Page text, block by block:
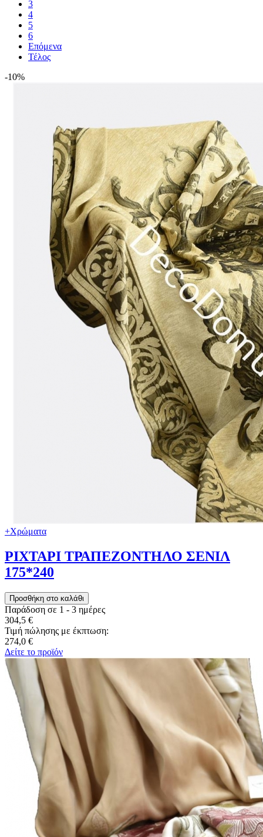
3
4
5
6
Επόμενα
Τέλος
-10%
+Χρώματα
ΡΙΧΤΑΡΙ ΤΡΑΠΕΖΟΝΤHΛΟ ΣΕΝΙΛ
175*240
Παράδοση σε 1 - 3 ημέρες
304,5 €
Τιμή πώλησης με έκπτωση:
274,0 €
Δείτε το προϊόν